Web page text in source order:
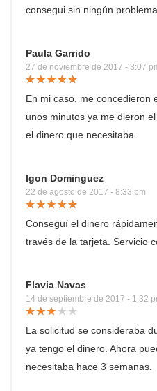
consegui sin ningún
Paula Garrido
27 de noviembre de 2017 - 3:07
En mi caso, me concedieron
unos minutos ya me dieron
el dinero que necesitaba.
Igon Dominguez
22 de agosto de 2017 - 8:33 pm
Conseguí el dinero
través de la tarjeta. Servicio
Flavia Navas
14 de septiembre de 2017 - 1:32
La solicitud se consideraba
ya tengo el dinero. Ahora
necesitaba hace 3 semanas.